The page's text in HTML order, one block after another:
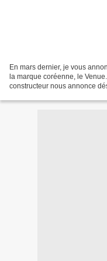
En mars dernier, je vous
la marque coréenne, le
constructeur nous annonce